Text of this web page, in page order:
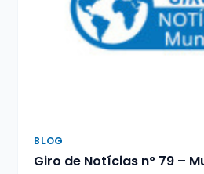
BLOG
Giro de Notícias n° 79 –